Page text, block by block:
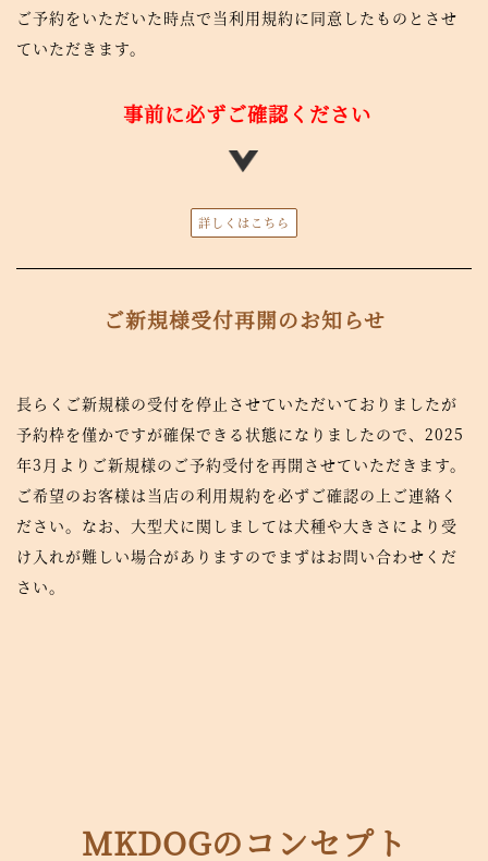
ご予約をいただいた時点で当利用規約に同意したものとさせ
ていただきます。
事前に必ずご確認ください
詳しくはこちら
ご新規様受付再開のお知らせ
長らくご新規様の受付を停止させていただいておりましたが
予約枠を僅かですが確保できる状態になりましたので、2025
年3月よりご新規様のご予約受付を再開させていただきます。
ご希望のお客様は当店の利用規約を必ずご確認の上ご連絡く
ださい。なお、大型犬に関しましては犬種や大きさにより受
け入れが難しい場合がありますのでまずはお問い合わせくだ
さい。
MKDOGのコンセプト